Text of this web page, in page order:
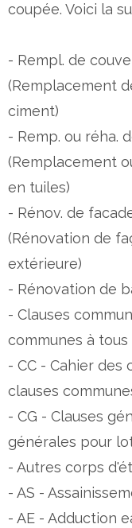
coupée. Voici la
- Rempl. de
(Remplacement
ciment)
- Remp. ou réha.
(Remplacement
en tuiles)
- Rénov. de
(Rénovation de
extérieure)
- Rénovation de
- Clauses
communes à tous
- CC - Cahier des
clauses
- CG - Clauses
générales pour
- Autres corps
- AS -
- AE - Adduction